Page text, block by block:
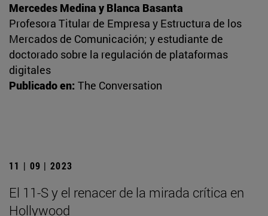
Mercedes Medina y Blanca Basanta
Profesora Titular de Empresa y Estructura de los
Mercados de Comunicación; y estudiante de
doctorado sobre la regulación de plataformas
digitales
Publicado en: The Conversation
11 | 09 | 2023
El 11-S y el renacer de la mirada crítica en
Hollywood